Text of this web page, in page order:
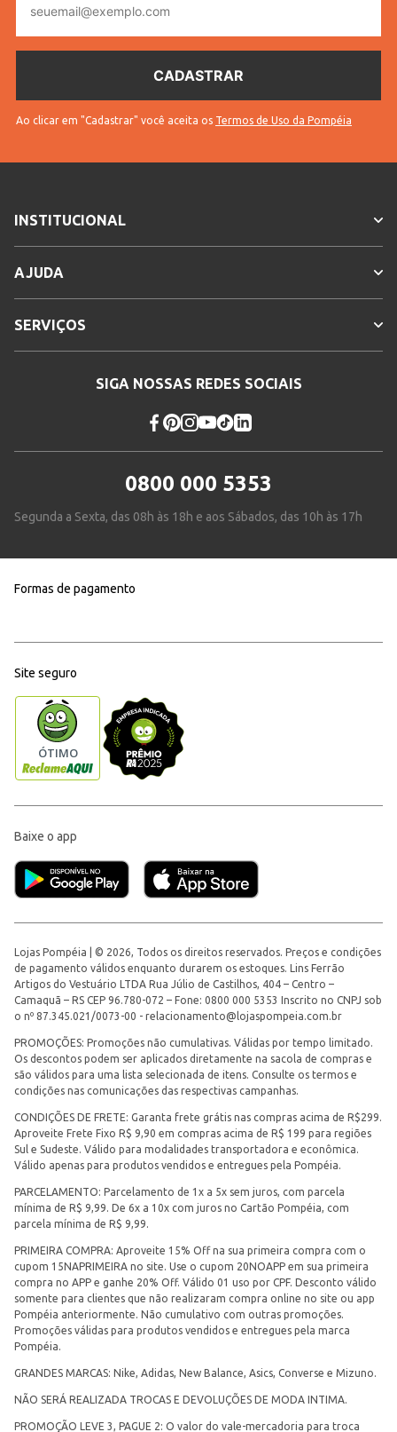
mail
Ao clicar em "Cadastrar" você aceita os Termos de Uso da Pompéia
INSTITUCIONAL
AJUDA
SERVIÇOS
SIGA NOSSAS REDES SOCIAIS
0800 000 5353
Segunda a Sexta, das 08h às 18h e aos Sábados, das 10h às 17h
Formas de pagamento
Site seguro
Baixe o app
Lojas Pompéia | © 2026, Todos os direitos reservados. Preços e condições
de pagamento válidos enquanto durarem os estoques. Lins Ferrão
Artigos do Vestuário LTDA Rua Júlio de Castilhos, 404 – Centro –
Camaquã – RS CEP 96.780-072 – Fone: 0800 000 5353 Inscrito no CNPJ sob
o nº 87.345.021/0073-00 - relacionamento@lojaspompeia.com.br
PROMOÇÕES: Promoções não cumulativas. Válidas por tempo limitado.
Os descontos podem ser aplicados diretamente na sacola de compras e
são válidos para uma lista selecionada de itens. Consulte os termos e
condições nas comunicações das respectivas campanhas.
CONDIÇÕES DE FRETE: Garanta frete grátis nas compras acima de R$299.
Aproveite Frete Fixo R$ 9,90 em compras acima de R$ 199 para regiões
Sul e Sudeste. Válido para modalidades transportadora e econômica.
Válido apenas para produtos vendidos e entregues pela Pompéia.
PARCELAMENTO: Parcelamento de 1x a 5x sem juros, com parcela
mínima de R$ 9,99. De 6x a 10x com juros no Cartão Pompéia, com
parcela mínima de R$ 9,99.
PRIMEIRA COMPRA: Aproveite 15% Off na sua primeira compra com o
cupom 15NAPRIMEIRA no site. Use o cupom 20NOAPP em sua primeira
compra no APP e ganhe 20% Off. Válido 01 uso por CPF. Desconto válido
somente para clientes que não realizaram compra online no site ou app
Pompéia anteriormente. Não cumulativo com outras promoções.
Promoções válidas para produtos vendidos e entregues pela marca
Pompéia.
GRANDES MARCAS: Nike, Adidas, New Balance, Asics, Converse e Mizuno.
NÃO SERÁ REALIZADA TROCAS E DEVOLUÇÕES DE MODA INTIMA.
PROMOÇÃO LEVE 3, PAGUE 2: O valor do vale-mercadoria para troca